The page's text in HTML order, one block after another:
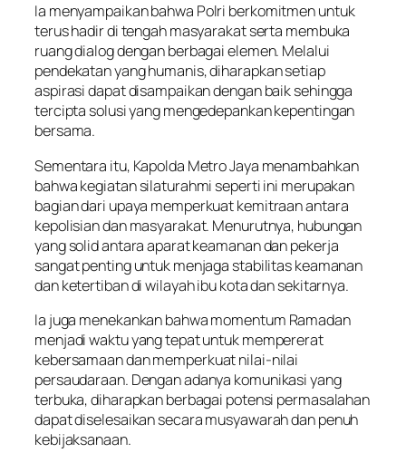
Ia menyampaikan bahwa Polri berkomitmen untuk
terus hadir di tengah masyarakat serta membuka
ruang dialog dengan berbagai elemen. Melalui
pendekatan yang humanis, diharapkan setiap
aspirasi dapat disampaikan dengan baik sehingga
tercipta solusi yang mengedepankan kepentingan
bersama.
Sementara itu, Kapolda Metro Jaya menambahkan
bahwa kegiatan silaturahmi seperti ini merupakan
bagian dari upaya memperkuat kemitraan antara
kepolisian dan masyarakat. Menurutnya, hubungan
yang solid antara aparat keamanan dan pekerja
sangat penting untuk menjaga stabilitas keamanan
dan ketertiban di wilayah ibu kota dan sekitarnya.
Ia juga menekankan bahwa momentum Ramadan
menjadi waktu yang tepat untuk mempererat
kebersamaan dan memperkuat nilai-nilai
persaudaraan. Dengan adanya komunikasi yang
terbuka, diharapkan berbagai potensi permasalahan
dapat diselesaikan secara musyawarah dan penuh
kebijaksanaan.